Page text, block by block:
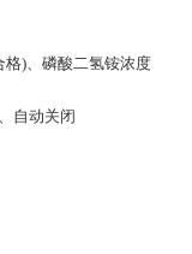
格)、磷酸二氢铵浓度
自动关闭